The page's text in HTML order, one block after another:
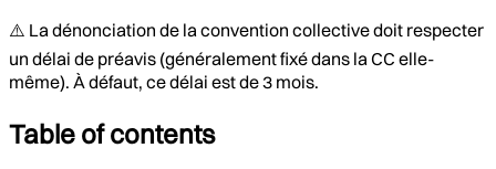
⚠️ La dénonciation de la convention collective doit respecter
un délai de préavis (généralement fixé dans la CC elle-
même). À défaut, ce délai est de 3 mois.
Table of contents